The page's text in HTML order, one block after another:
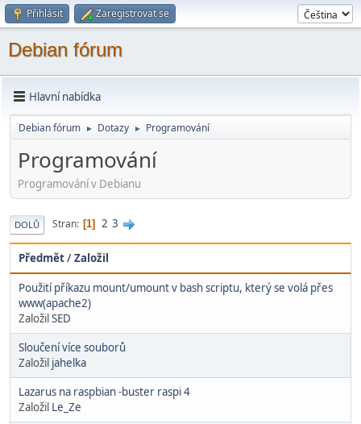
Přihlásit Zaregistrovat se
Debian fórum
Hlavní nabídka
Debian fórum ► Dotazy ► Programování
Programování
Programování v Debianu
DOLŮ Stran 1 2 3
Předmět/Založil
Použití příkazu mount/umount v bash scriptu, který se volá přes
www(apache2)
ZaložilSED
Sloučení více souborů
Založil jahelka
Lazarus na raspbian -buster raspi 4
Založil Le_Ze